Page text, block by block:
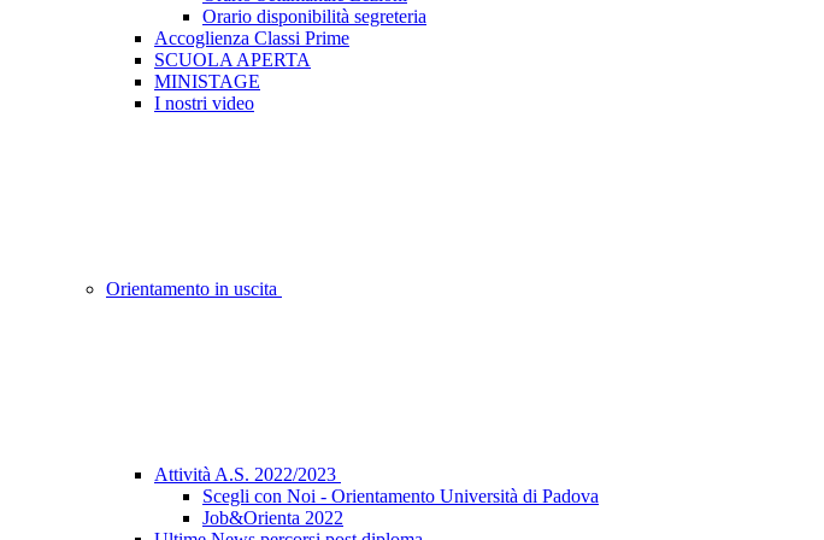
Orario disponibilità segreteria
Accoglienza Classi Prime
SCUOLA APERTA
MINISTAGE
I nostri video
Orientamento in uscita
Attività A.S. 2022/2023
Scegli con Noi - Orientamento Università di Padova
Job&Orienta 2022